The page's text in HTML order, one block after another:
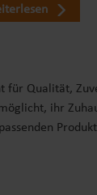
Qualität,
ihr